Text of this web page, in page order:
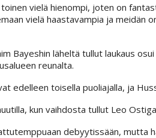
toinen vielä hienompi, joten on
vielä haastavampia ja meidän
Bayeshin läheltä tullut laukaus
reunalta.
edelleen toisella puoliajalla, ja
kun vaihdosta tullut Leo
debyytissään, mutta